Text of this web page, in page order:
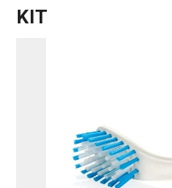
KIT